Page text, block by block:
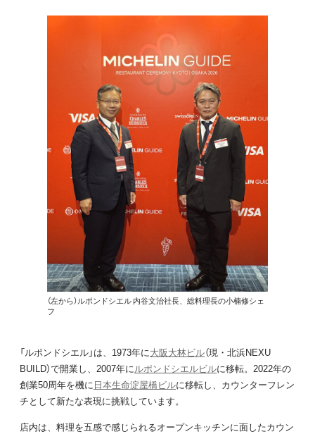
（左から）ルポンドシエル 内谷文治社長、総料理長の小楠修シェ
フ
「ルポンドシエル」は、1973年に大阪大林ビル（現・北浜NEXU
BUILD）で開業し、2007年にルポンドシエルビルに移転。2022年の
創業50周年を機に日本生命淀屋橋ビルに移転し、カウンターフレン
チとして新たな表現に挑戦しています。
店内は、料理を五感で感じられるオープンキッチンに面したカウン